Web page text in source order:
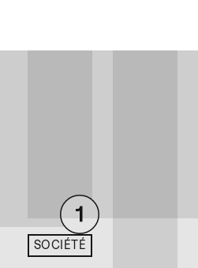
SOCIÉTÉ